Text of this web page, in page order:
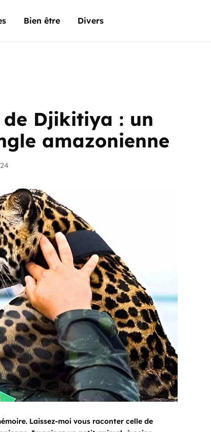
Bien être Divers
Djikitiya : un
amazonienne
Laissez-moi vous raconter celle de